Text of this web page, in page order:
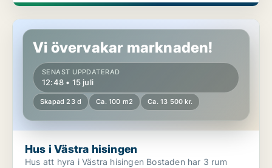
Hus i Västra hisingen
Vi övervakar marknaden!
SENAST UPPDATERAD
12:48 • 15 juli
Skapad 23 d Ca. 100 m2 Ca. 13 500 kr.
Hus i Västra hisingen
Hus att hyra i Västra hisingen Bostaden har 3 rum